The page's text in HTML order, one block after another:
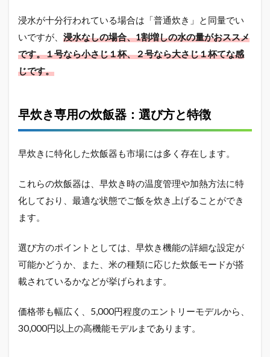
きは
への
影響
ラス
早炊
き適
用の
種
選び
方
ため
質：
影響
2.7
炊飯
浸水が十分行われている場合は「普通炊き」と同量でい
いですが、 浸水なしの場合、1割増しの水の量がおススメ
です。１号なら小さじ１杯、２号なら大さじ１杯てな感
じです。
早炊き専用の炊飯器：選び方と特徴
早炊きに特化した炊飯器も市場には多く存在します。
これらの炊飯器は、早炊き時の温度管理や加熱方法に特
化しており、最適な状態でご飯を炊き上げることができ
ます。
選び方のポイントとしては、早炊き機能の詳細な設定が
可能かどうか、また、米の種類に応じた炊飯モードが搭
載されているかなどが挙げられます。
価格帯も幅広く、5,000円程度のエントリーモデルから、
30,000円以上の高機能モデルまであります。